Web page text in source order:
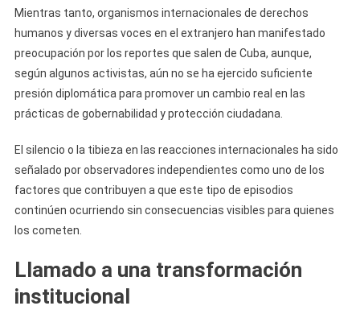
Mientras tanto, organismos internacionales de derechos
humanos y diversas voces en el extranjero han manifestado
preocupación por los reportes que salen de Cuba, aunque,
según algunos activistas, aún no se ha ejercido suficiente
presión diplomática para promover un cambio real en las
prácticas de gobernabilidad y protección ciudadana.
El silencio o la tibieza en las reacciones internacionales ha sido
señalado por observadores independientes como uno de los
factores que contribuyen a que este tipo de episodios
continúen ocurriendo sin consecuencias visibles para quienes
los cometen.
Llamado a una transformación
institucional